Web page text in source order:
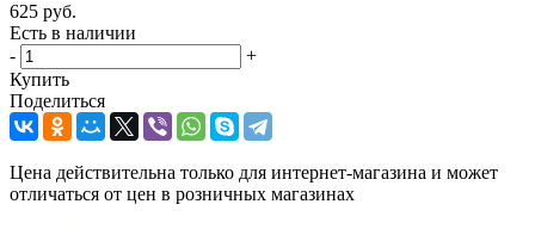
625 руб.
Есть в наличии
-
+
Купить
Поделиться
Цена действительна только для интернет-магазина и может
отличаться от цен в розничных магазинах